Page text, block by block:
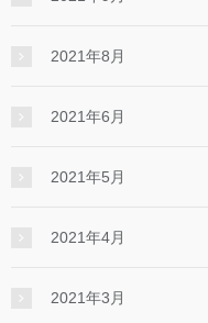
2021年8月
2021年6月
2021年5月
2021年4月
2021年3月